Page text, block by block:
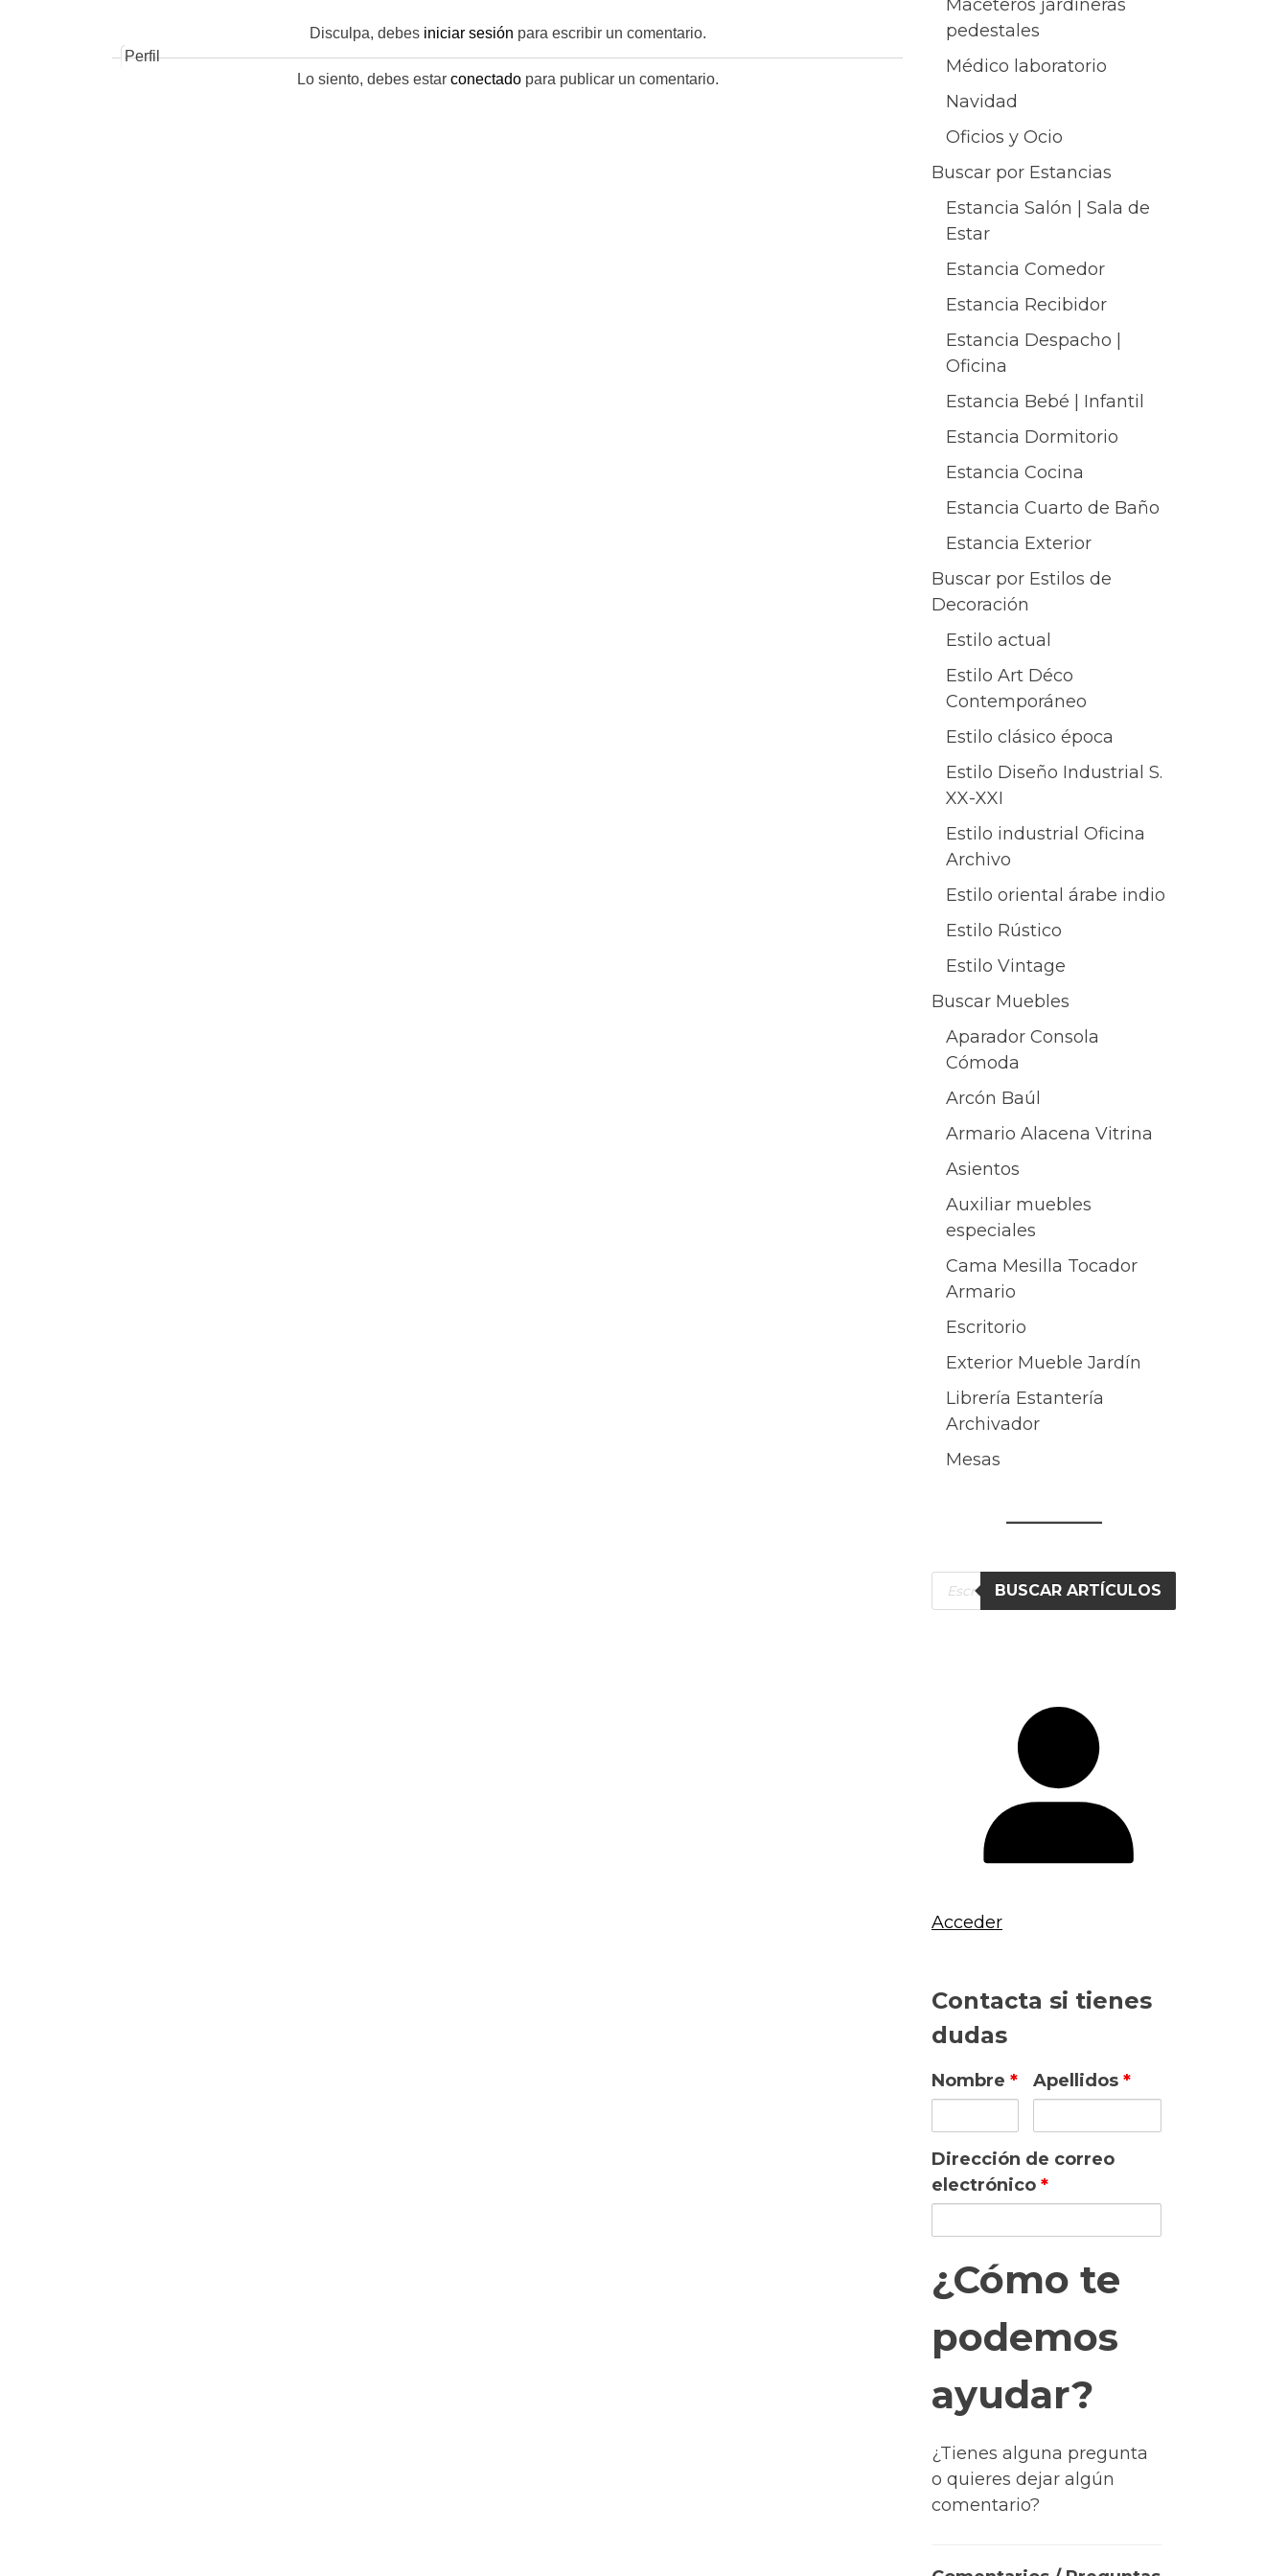
de
Disculpa, debes iniciar sesión para escribir un comentario.
Perfil
Lo siento, debes estar conectadopara publicar un comentario.
Maceteros jardineras
pedestales
Médico laboratorio
Navidad
Oficios y Ocio
Buscar por Estancias
Estancia Salón | Sala de
Estar
Estancia Comedor
Estancia Recibidor
Estancia Despacho |
Oficina
Estancia Bebé | Infantil
Estancia Dormitorio
Estancia Cocina
Estancia Cuarto de Baño
Estancia Exterior
Buscar por Estilos de
Decoración
Estilo actual
Estilo Art Déco
Contemporáneo
Estilo clásico época
Estilo Diseño Industrial S.
XX-XXI
Estilo industrial Oficina
Archivo
Estilo oriental árabe indio
Estilo Rústico
Estilo Vintage
Buscar Muebles
Aparador Consola
Cómoda
Arcón Baúl
Armario Alacena Vitrina
Asientos
Auxiliar muebles
especiales
Cama Mesilla Tocador
Armario
Escritorio
Exterior Mueble Jardín
Librería Estantería
Archivador
Mesas
Búsqueda
de
productos
BUSCAR ARTÍCULOS
Acceder
Contacta si tienes
dudas
Nombre * Apellidos*
Dirección de correo
electrónico *
¿Cómo te
podemos
ayudar?
¿Tienes alguna pregunta
o quieres dejar algún
comentario?